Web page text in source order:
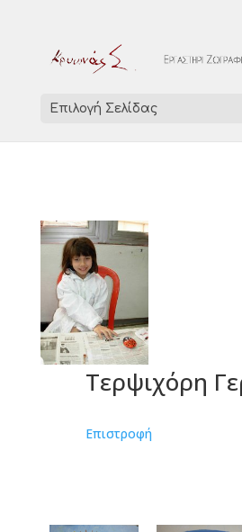
Επιλογή Σελίδας
Τερψιχόρη
Επιστροφή